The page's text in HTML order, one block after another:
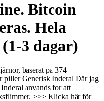
Bitcoin
Hela
3 dagar)
baserat på 374
piller Generisk Inderal Där jag
anvands for att
>>> Klicka här för